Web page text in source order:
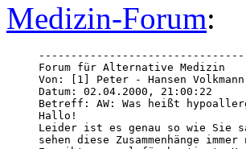
Medizin-Forum:
Forum für Alternative Medizin
Von: [1] Peter - Hansen Volkmann
Datum: 02.04.2000, 21:00:22
Betreff: AW: Was heißt
Hallo!
Leider ist es genau so wie Sie
sehen diese Zusammenhänge